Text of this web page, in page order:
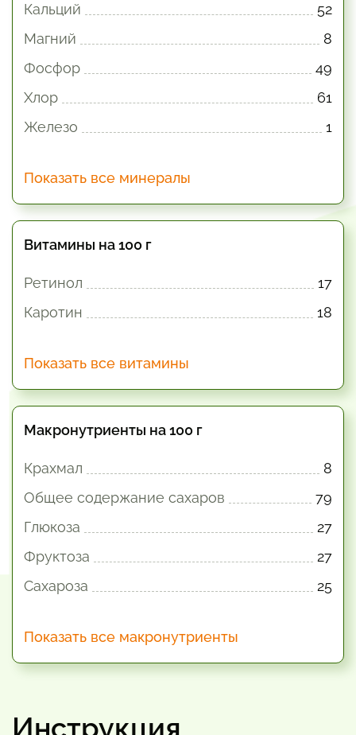
Кальций
52
Магний
8
Фосфор
49
Хлор
61
Железо
1
Показать все минералы
Витамины на 100 г
Ретинол
17
Каротин
18
Показать все витамины
Макронутриенты на 100 г
Крахмал
8
Общее содержание сахаров
79
Глюкоза
27
Фруктоза
27
Сахароза
25
Показать все макронутриенты
Инструкция